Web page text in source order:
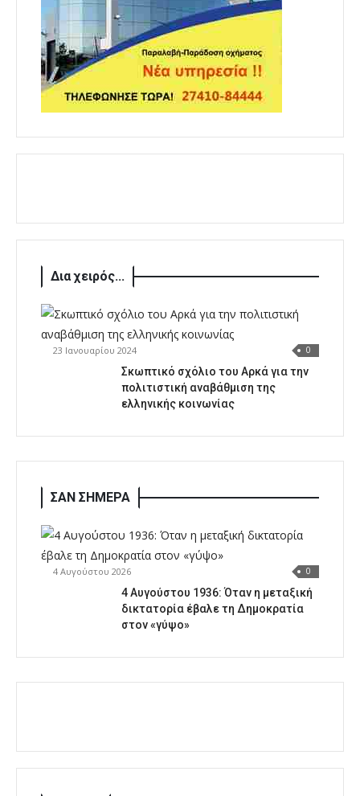
Δια χειρός...
23 Ιανουαρίου 2024 0
Σκωπτικό σχόλιο του Αρκά για την
πολιτιστική αναβάθμιση της
ελληνικής κοινωνίας
ΣΑΝ ΣΗΜΕΡΑ
4 Αυγούστου 2026 0
4 Αυγούστου 1936: Όταν η μεταξική
δικτατορία έβαλε τη Δημοκρατία
στον «γύψο»